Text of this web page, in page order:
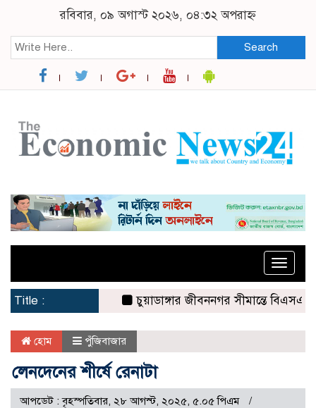
রবিবার, ০৯ অগাস্ট ২০২৬, ০৪:৩২ অপরাহ্ন
Search
Toggle
Title :
চুয়াডাঙ্গার জীবননগর সীমান্তে বিএসএফের
হোম পুঁজিবাজার
লেনদেনের শীর্ষে রেনাটা
আপডেট : বৃহস্পতিবার, ২৮ আগস্ট, ২০২৫, ৫.০৫ পিএম